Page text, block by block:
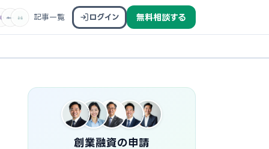
記事一覧 ログイン 無料相談する
創業融資の申請